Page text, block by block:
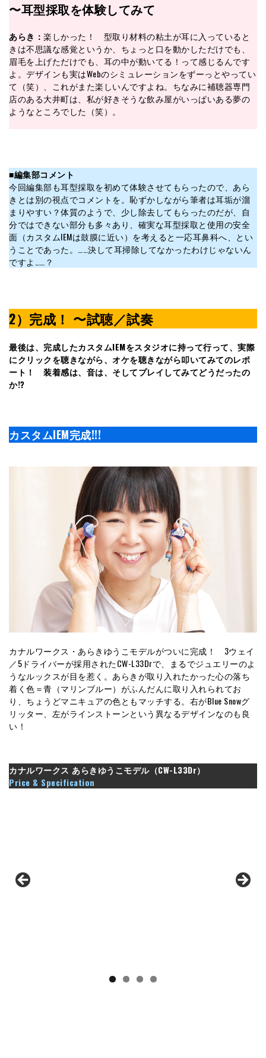
〜耳型採取を体験してみて
あらき： 楽しかった！ 型取り材料の粘土が耳に入っていると
きは不思議な感覚というか、ちょっと口を動かしただけでも、
眉毛を上げただけでも、耳の中が動いてる！って感じるんです
よ。デザインも実はWebのシミュレーションをずーっとやってい
て（笑）、これがまた楽しいんですよね。ちなみに補聴器専門
店のある大井町は、私が好きそうな飲み屋がいっぱいある夢の
ようなところでした（笑）。
■編集部コメント
今回編集部も耳型採取を初めて体験させてもらったので、あら
きとは別の視点でコメントを。恥ずかしながら筆者は耳垢が溜
まりやすい？体質のようで、少し除去してもらったのだが、自
分ではできない部分も多々あり、確実な耳型採取と使用の安全
面（カスタムIEMは鼓膜に近い）を考えると一応耳鼻科へ、とい
うことであった。……決して耳掃除してなかったわけじゃないん
ですよ……？
2）完成！ 〜試聴／試奏
最後は、完成したカスタムIEMをスタジオに持って行って、実際
にクリックを聴きながら、オケを聴きながら叩いてみてのレポ
ート！ 装着感は、音は、そしてプレイしてみてどうだったの
か!?
カスタムIEM完成!!!
カナルワークス・あらきゆうこモデルがついに完成！ 3ウェイ
／5ドライバーが採用されたCW-L33Drで、まるでジュエリーのよ
うなルックスが目を惹く。あらきが取り入れたかった心の落ち
着く色＝青（マリンブルー）がふんだんに取り入れられてお
り、ちょうどマニキュアの色ともマッチする。右がBlue Snowグ
リッター、左がラインストーンという異なるデザインなのも良
い！
カナルワークス あらきゆうこモデル（CW-L33Dr）
Price & Specification